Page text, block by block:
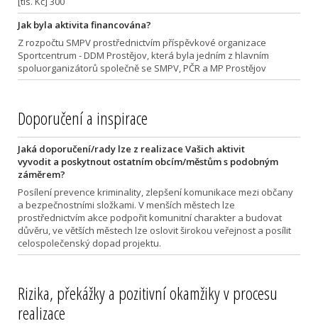
Jak byla aktivita financována?
Z rozpočtu SMPV prostřednictvím příspěvkové organizace
Sportcentrum - DDM Prostějov, která byla jedním z hlavním
spoluorganizátorů společně se SMPV, PČR a MP Prostějov
Doporučení a inspirace
Jaká doporučení/rady lze z realizace Vašich aktivit
vyvodit a poskytnout ostatním obcím/městům s podobným
záměrem?
Posílení prevence kriminality, zlepšení komunikace mezi občany
a bezpečnostními složkami. V menších městech lze
prostřednictvím akce podpořit komunitní charakter a budovat
důvěru, ve větších městech lze oslovit širokou veřejnost a posílit
celospolečenský dopad projektu.
Rizika, překážky a pozitivní okamžiky v procesu
realizace